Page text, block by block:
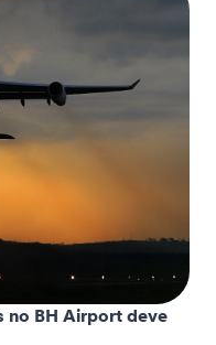
no BH Airport deve